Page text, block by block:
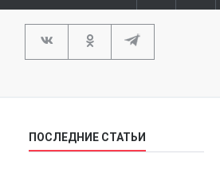
ПОСЛЕДНИЕ СТАТЬИ